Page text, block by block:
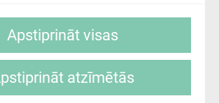
– Pārzinis, sīkdatņu
nosacījumiem.
Apstiprināt visas
atzīmētās